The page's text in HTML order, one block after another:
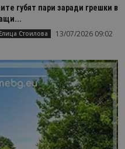
губят пари заради грешки в
Стоилова 13/07/2026 09:02